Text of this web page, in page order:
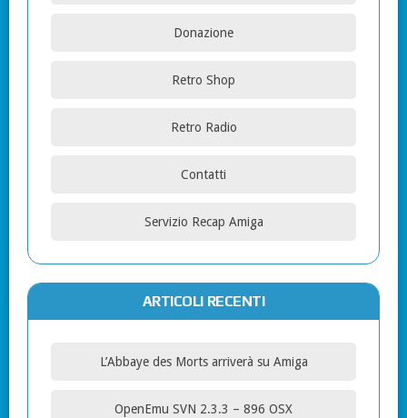
Donazione
Retro Shop
Retro Radio
Contatti
Servizio Recap Amiga
ARTICOLI RECENTI
L’Abbaye des Morts arriverà su Amiga
OpenEmu SVN 2.3.3 – 896 OSX